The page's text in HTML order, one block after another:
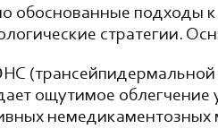
обоснованные подходы
стратегии.
ощутимое